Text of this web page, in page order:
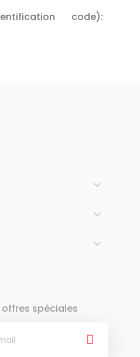
code):



offres spéciales